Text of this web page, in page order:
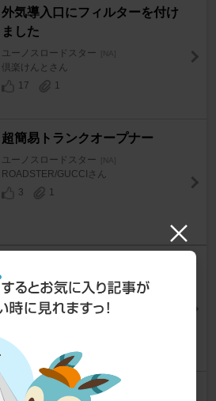
外気導入口にフィルターを付け
ました
ユーノスロードスター [NA]
倶楽けんとさん
17
1
超簡易トランクオープナー
ユーノスロードスター [NA]
ROADSTER/GUCCIさん
3
1
ユーノスロードスター [NA]
naまーこさん
★チャプチャプ？・・・